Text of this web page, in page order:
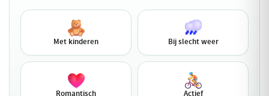
Met kinderen Bij slecht weer
Romantisch Actief